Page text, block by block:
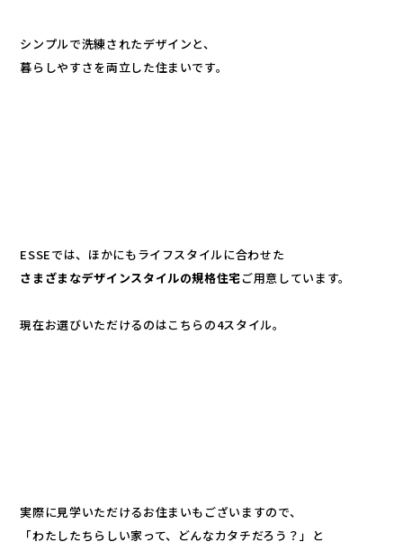
シンプルで洗練されたデザインと、
暮らしやすさを両立した住まいです。
ESSEでは、ほかにもライフスタイルに合わせた
さまざまなデザインスタイルの規格住宅ご用意しています。
現在お選びいただけるのはこちらの4スタイル。
実際に見学いただけるお住まいもございますので、
「わたしたちらしい家って、どんなカタチだろう？」と